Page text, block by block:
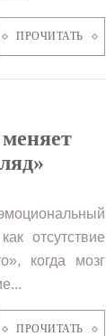
ПРОЧИТАТЬ
отсутствие
когда мозг
ПРОЧИТАТЬ